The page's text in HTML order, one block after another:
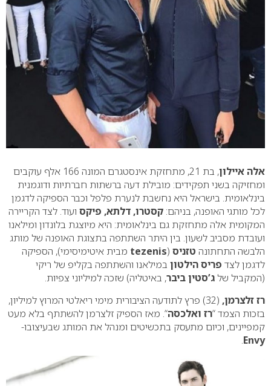
אלה איילון
, בת 21, מתחזקת אינסטגרם המונה 166 אלף עוקבים
ומחזיקה בשני תפקידים: מובילת דעה ברשתות חברתיות ודוגמנית
בינלאומית. בישראל היא נחשבת לנערת פלפל וכבר הספיקה לדגמן
לכל מותגי האופנה, בניהם: קסטרו, דלתא, פיקס ועוד. לצד הקריירה
המקומית אלה מתחזקת גם בינלאומית: היא מיוצגת בלונדון ומילאנו
ועובדת מסביב לשעון. בין היתר השתתפה בתצוגת האופנה של מותג
הלבשה התחתונה טזניס (
tezenis מבית איטימיסימי), הספיקה
לדגמן לצד פריס הילטון במילאנו והשתתפה בקליפ של ריקי
(המקביל שלג’סטין ביבר, באיטליה) שזכה למיליוני צפיות.
רז זלצרמן,
(32) פרץ לתודעה הציבורית מימי ריאלטי המרוץ למיליון,
בזכות הצמד “רז ואלכסה“. מאז הספיק זלצרמן להשתתף בלא מעט
קמפיינים, וכיום מתעסק בתכשיטים ומנהל את המותג שבעיצובו-
Envy
.